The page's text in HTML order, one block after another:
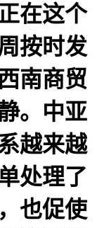
在这个
按时发
南商贸
。中亚
越来越
处理了
也促使